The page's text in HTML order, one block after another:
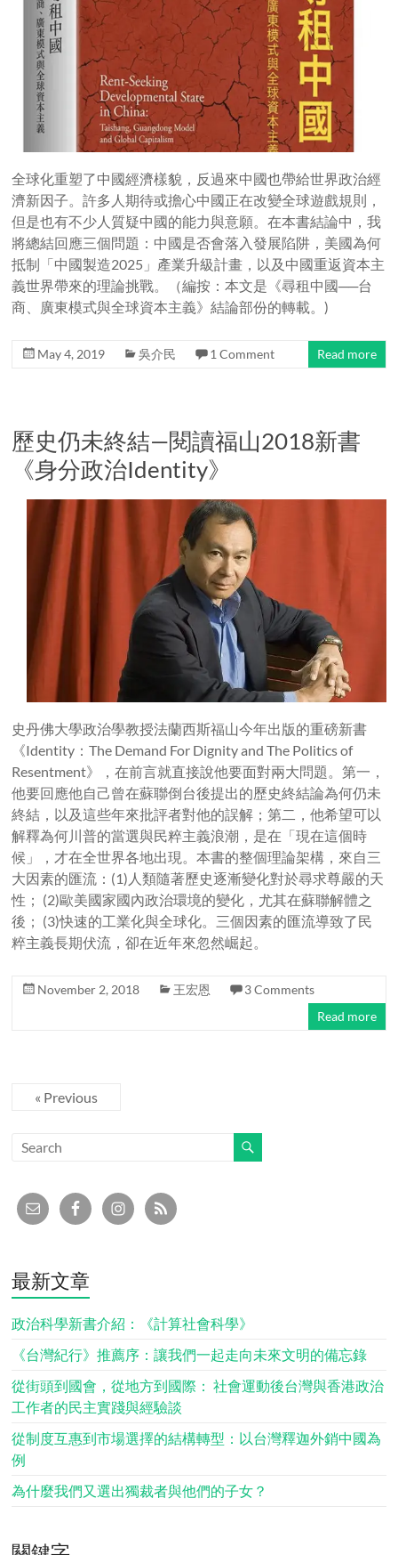
全球化重塑了中國經濟樣貌，反過來中國也帶給世界政治經
濟新因子。許多人期待或擔心中國正在改變全球遊戲規則，
但是也有不少人質疑中國的能力與意願。在本書結論中，我
將總結回應三個問題：中國是否會落入發展陷阱，美國為何
抵制「中國製造2025」產業升級計畫，以及中國重返資本主
義世界帶來的理論挑戰。（編按：本文是《尋租中國──台
商、廣東模式與全球資本主義》結論部份的轉載。)
May 4, 2019 吳介民 1 Comment Read more
歷史仍未終結—閱讀福山2018新書
《身分政治Identity》
史丹佛大學政治學教授法蘭西斯福山今年出版的重磅新書
《Identity：The Demand For Dignity and The Politics of
Resentment》，在前言就直接說他要面對兩大問題。第一，
他要回應他自己曾在蘇聯倒台後提出的歷史終結論為何仍未
終結，以及這些年來批評者對他的誤解；第二，他希望可以
解釋為何川普的當選與民粹主義浪潮，是在「現在這個時
候」，才在全世界各地出現。本書的整個理論架構，來自三
大因素的匯流：(1)人類隨著歷史逐漸變化對於尋求尊嚴的天
性； (2)歐美國家國內政治環境的變化，尤其在蘇聯解體之
後； (3)快速的工業化與全球化。三個因素的匯流導致了民
粹主義長期伏流，卻在近年來忽然崛起。
November 2, 2018 王宏恩
3 Comments
Read more
« Previous
最新文章
政治科學新書介紹：《計算社會科學》
《台灣紀行》推薦序：讓我們一起走向未來文明的備忘錄
從街頭到國會，從地方到國際： 社會運動後台灣與香港政治
工作者的民主實踐與經驗談
從制度互惠到市場選擇的結構轉型：以台灣釋迦外銷中國為
例
為什麼我們又選出獨裁者與他們的子女？